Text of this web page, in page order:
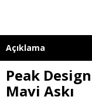
Açıklama
Peak
Mavi Askı